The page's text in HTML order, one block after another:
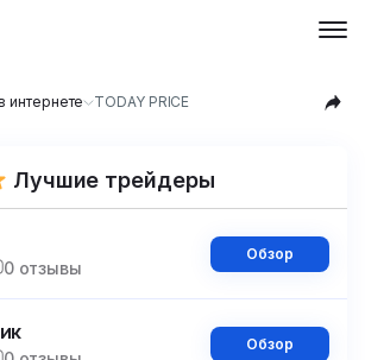
интернете TODAY PRICE
Лучшие трейдеры
0 отзывы
Обзор
Обзор